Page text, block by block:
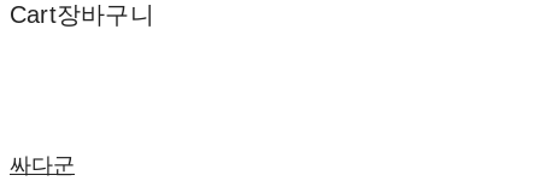
Cart장바구니
싸다군